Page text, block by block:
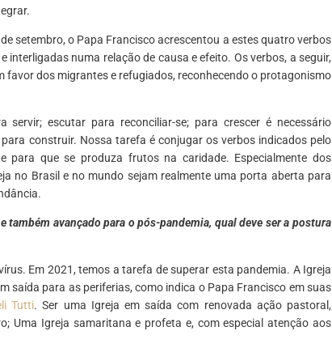
setembro, o Papa Francisco acrescentou a estes quatro verbos
numa relação de causa e efeito. Os verbos, a seguir,
favor dos migrantes e refugiados, reconhecendo o protagonismo
servir; escutar para reconciliar-se; para crescer é necessário
construir. Nossa tarefa é conjugar os verbos indicados pelo
para que se produza frutos na caridade. Especialmente dos
no Brasil e no mundo sejam realmente uma porta aberta para
avançado para o pós-pandemia, qual deve ser a postura
Em 2021, temos a tarefa de superar esta pandemia. A Igreja
saída para as periferias, como indica o Papa Francisco em suas
Tutti. Ser uma Igreja em saída com renovada ação pastoral,
Uma Igreja samaritana e profeta e, com especial atenção aos